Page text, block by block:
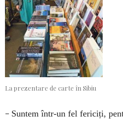
La prezentare de carte în Sibiu
– Suntem într-un fel fericiți,